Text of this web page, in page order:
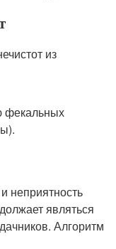
из
фекальных
неприятность
являться
Алгоритм